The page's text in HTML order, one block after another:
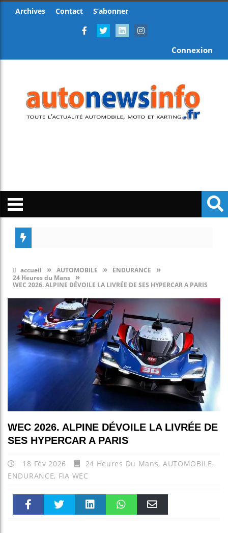
Archives Contact S’abonner
Connexion
accueil » AUTOMOBILE » ENDURANCE »
24 Heures du Mans »
WEC 2026. ALPINE DÉVOILE LA LIVRÉE DE SES HYPERCAR A PARIS
WEC 2026. ALPINE DÉVOILE LA LIVRÉE DE
SES HYPERCAR A PARIS
18 Fév 2026 24 Heures Du Mans, AUTOMOBILE,
ENDURANCE, FIA WEC